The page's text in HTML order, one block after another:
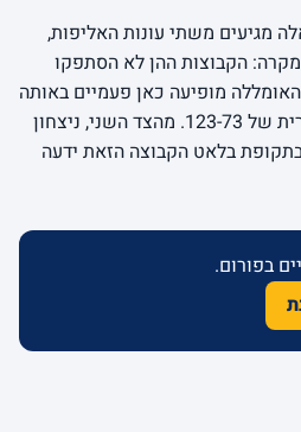
מגיעים משתי עונות האליפות,
הקבוצות ההן לא הסתפקו
האומללה מופיעה כאן פעמיים באותה
עונה, כולל הפתיחה ההיסטורית של 123-73. מהצד השני, ניצחון
בלאט הקבוצה הזאת ידעה
בפורום.